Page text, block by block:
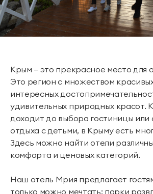
Крым – это прекрасное место для
Это регион с множеством
интересных
удивительных природных красот.
доходит до выбора гостиницы или
отдыха с детьми, в Крыму есть
Здесь можно найти отели
комфорта и ценовых категорий.
Наш отель Мрия предлагает
только можно мечтать: парки